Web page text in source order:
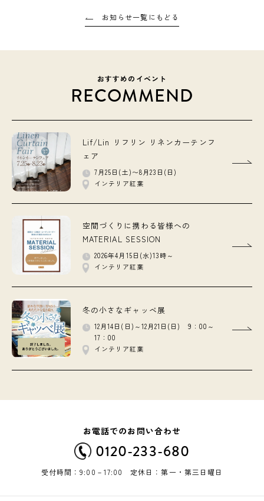
お知らせ一覧にもどる
おすすめのイベント
RECOMMEND
Lif/Lin リフリン リネンカーテンフ
ェア
7月25日(土)〜8月23日(日)
インテリア紅葉
空間づくりに携わる皆様への
MATERIAL SESSION
2026年4月15日(水)13時～
インテリア紅葉
冬の小さなギャッベ展
12月14日(日)～12月21日(日) 9：00～
17：00
インテリア紅葉
お電話でのお問い合わせ
0120-233-680
受付時間：9:00－17:00 定休日：第一・第三日曜日